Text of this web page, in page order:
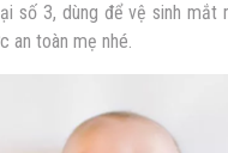
số 3, dùng để vệ sinh
an toàn mẹ nhé.